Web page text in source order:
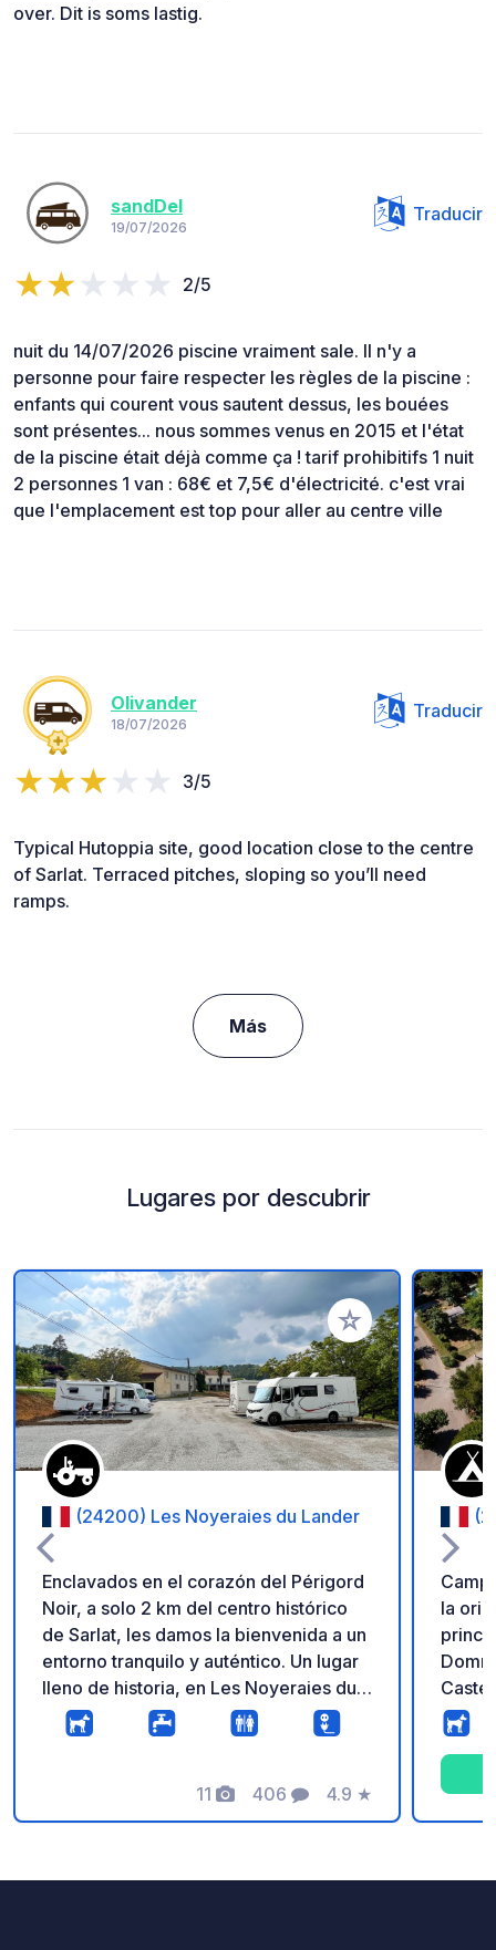
over. Dit is soms lastig.
sandDel
19/07/2026
Traducir
2/5
nuit du 14/07/2026 piscine vraiment sale. Il n'y a
personne pour faire respecter les règles de la piscine :
enfants qui courent vous sautent dessus, les bouées
sont présentes... nous sommes venus en 2015 et l'état
de la piscine était déjà comme ça ! tarif prohibitifs 1 nuit
2 personnes 1 van : 68€ et 7,5€ d'électricité. c'est vrai
que l'emplacement est top pour aller au centre ville
Olivander
18/07/2026
Traducir
3/5
Typical Hutoppia site, good location close to the centre
of Sarlat. Terraced pitches, sloping so you’ll need
ramps.
Más
Lugares por descubrir
Añadir a tus
(24200) Les Noyeraies du Lander
Enclavados en el corazón del Périgord
Noir, a solo 2 km del centro histórico
de Sarlat, les damos la bienvenida a un
entorno tranquilo y auténtico. Un lugar
lleno de historia, en Les Noyeraies du
Lander llevamos más de 50 años
produciendo nueces y aceites de
tradicionales y ancestrales. Con la
pasión de compartir esta experiencia y
11
Fotos
406
Comentarios
4.9
Calificación
★
la
un
lugar:
bar,